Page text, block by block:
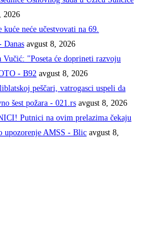
2026
neće učestvovati na 69.
Danas avgust 8, 2026
"Poseta će doprineti razvoju
- B92 avgust 8, 2026
peščari, vatrogasci uspeli da
šest požara - 021.rs avgust 8, 2026
Putnici na ovim prelazima čekaju
upozorenje AMSS - Blic avgust 8,